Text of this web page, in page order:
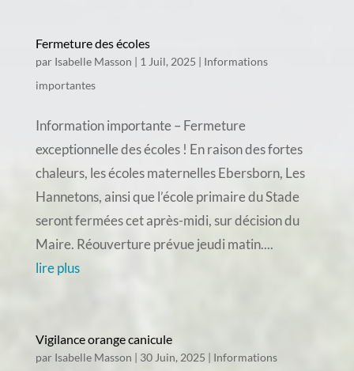
Fermeture des écoles
par Isabelle Masson | 1 Juil, 2025 | Informations
importantes
Information importante – Fermeture
exceptionnelle des écoles ! En raison des fortes
chaleurs, les écoles maternelles Ebersborn, Les
Hannetons, ainsi que l’école primaire du Stade
seront fermées cet après-midi, sur décision du
Maire. Réouverture prévue jeudi matin....
lire plus
Vigilance orange canicule
par Isabelle Masson | 30 Juin, 2025 | Informations